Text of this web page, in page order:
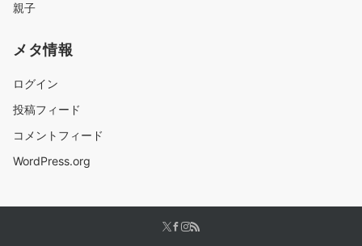
親子
メタ情報
ログイン
投稿フィード
コメントフィード
WordPress.org